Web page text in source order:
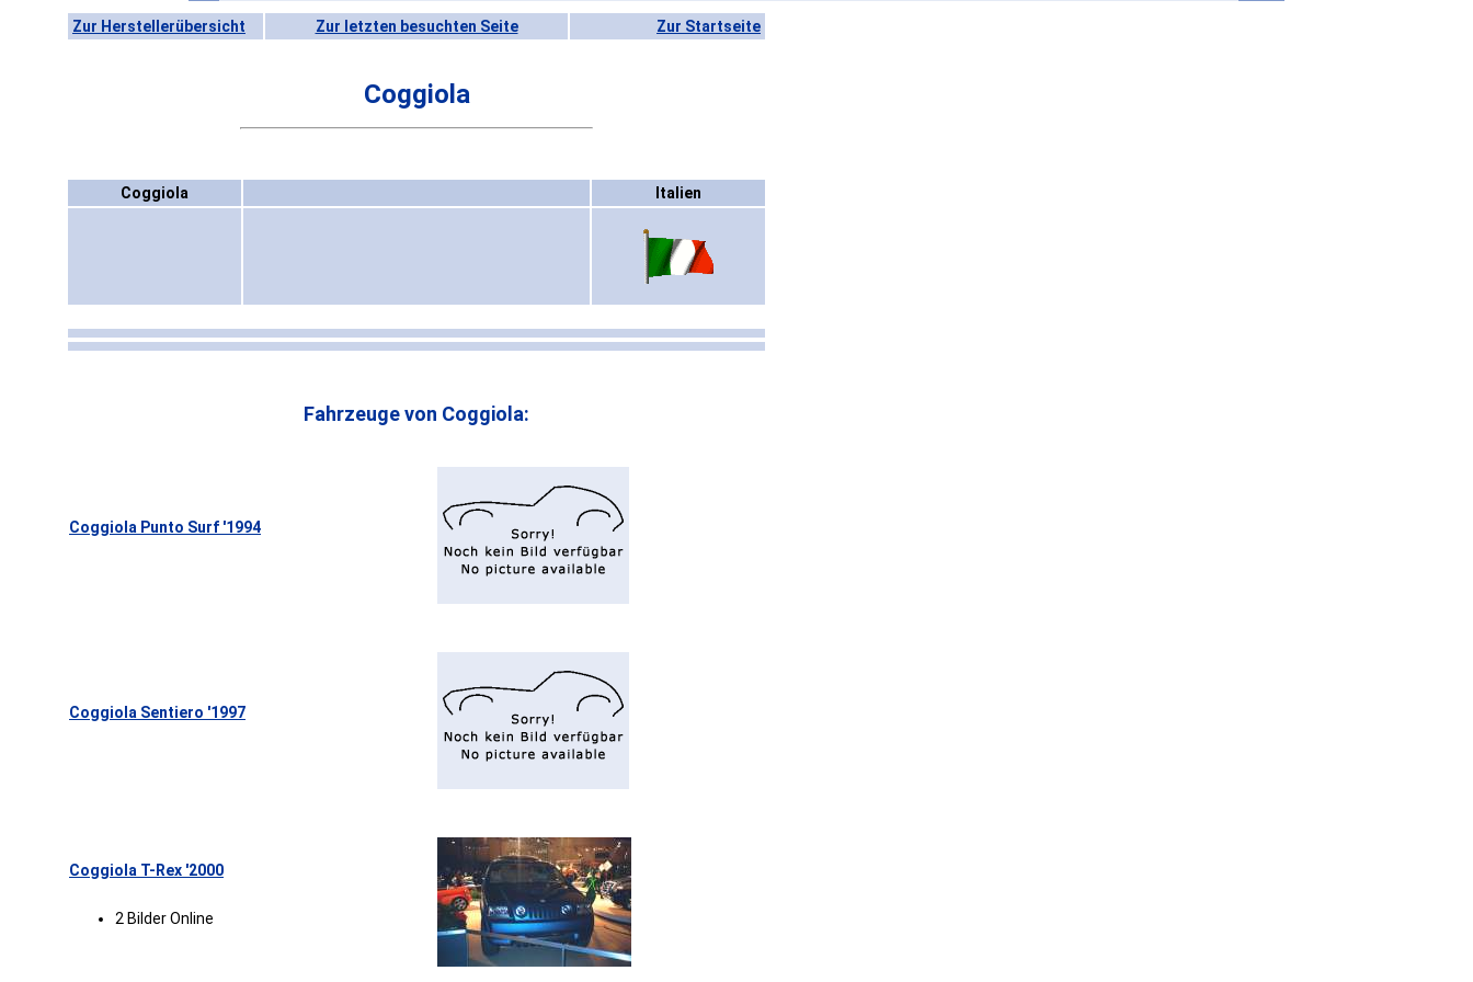
Zur Herstellerübersicht Zur letzten besuchten Seite Zur Startseite
Coggiola
Coggiola Italien
Fahrzeuge von Coggiola:
Coggiola Punto Surf '1994
Coggiola Sentiero '1997
Coggiola T-Rex '2000
2 Bilder Online